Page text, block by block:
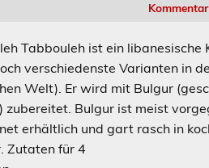
Tabbouleh ist ein libanesische
verschiedenste Varianten in
Welt). Er wird mit Bulgur
zubereitet. Bulgur ist meist
erhältlich und gart rasch in
Zutaten für 4